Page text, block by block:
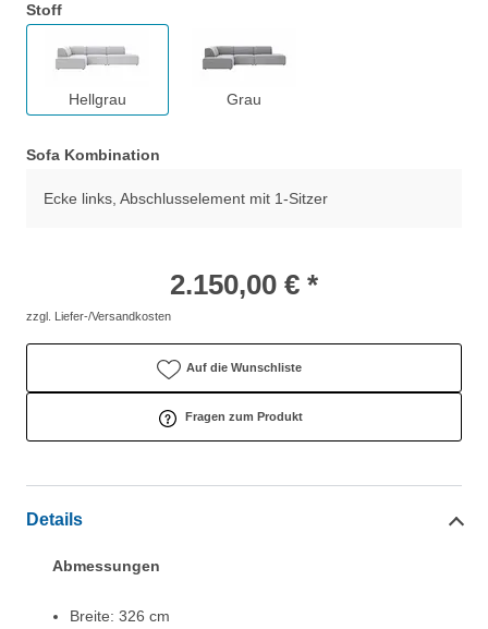
Stoff
Hellgrau Grau
Sofa Kombination
Ecke links, Abschlusselement mit 1-Sitzer
2.150,00 € *
zzgl. Liefer-/Versandkosten
Auf die Wunschliste
Fragen zum Produkt
Details
Abmessungen
Breite: 326 cm